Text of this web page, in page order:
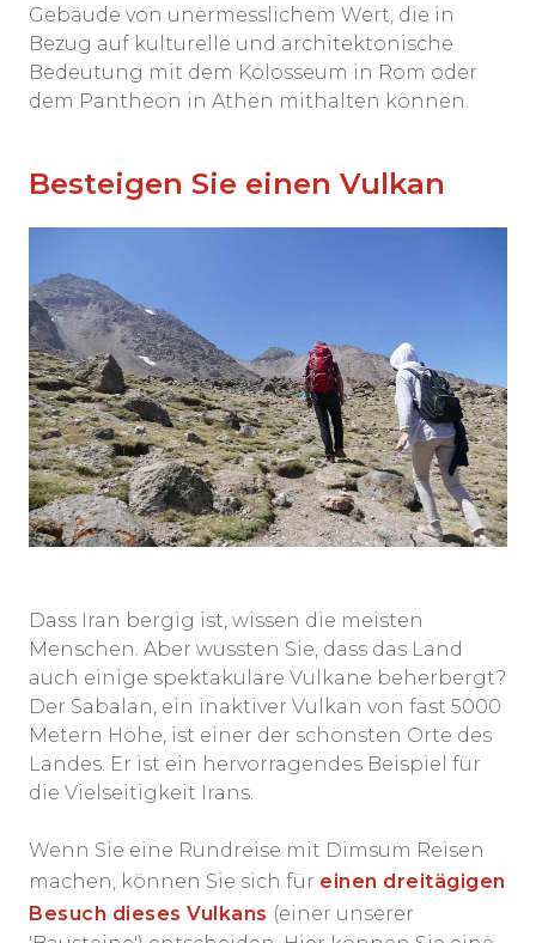
Gebäude von unermesslichem Wert, die in
Bezug auf kulturelle und architektonische
Bedeutung mit dem Kolosseum in Rom oder
dem Pantheon in Athen mithalten können.
Besteigen Sie einen Vulkan
Dass Iran bergig ist, wissen die meisten
Menschen. Aber wussten Sie, dass das Land
auch einige spektakuläre Vulkane beherbergt?
Der Sabalan, ein inaktiver Vulkan von fast 5000
Metern Höhe, ist einer der schönsten Orte des
Landes. Er ist ein hervorragendes Beispiel für
die Vielseitigkeit Irans.
Wenn Sie eine Rundreise mit Dimsum Reisen
machen, können Sie sich für einen dreitägigen
Besuch dieses Vulkans (einer unserer